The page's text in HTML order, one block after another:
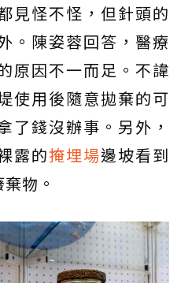
見怪不怪，但針頭的
。陳姿蓉回答，醫療
原因不一而足。不諱
使用後隨意拋棄的可
了錢沒辦事。另外，
露的掩埋場邊坡看到
物。